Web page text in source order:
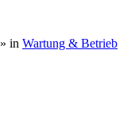
» in Wartung & Betrieb